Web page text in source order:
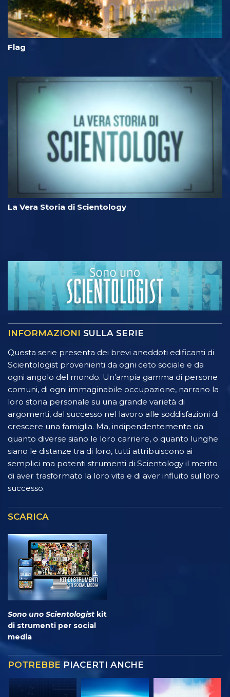
Flag
La Vera Storia di Scientology
INFORMAZIONI SULLA SERIE
Questa serie presenta dei brevi aneddoti edificanti di
Scientologist provenienti da ogni ceto sociale e da
ogni angolo del mondo. Un’ampia gamma di persone
comuni, di ogni immaginabile occupazione, narrano la
loro storia personale su una grande varietà di
argomenti, dal successo nel lavoro alle soddisfazioni di
crescere una famiglia. Ma, indipendentemente da
quanto diverse siano le loro carriere, o quanto lunghe
siano le distanze tra di loro, tutti attribuiscono ai
semplici ma potenti strumenti di Scientology il merito
di aver trasformato la loro vita e di aver influito sul loro
successo.
SCARICA
Sono uno Scientologist kit
di strumenti per social
media
POTREBBE PIACERTI ANCHE